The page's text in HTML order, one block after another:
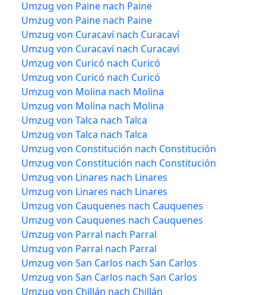
Umzug von Paine nach Paine
Umzug von Paine nach Paine
Umzug von Curacaví nach Curacaví
Umzug von Curacaví nach Curacaví
Umzug von Curicó nach Curicó
Umzug von Curicó nach Curicó
Umzug von Molina nach Molina
Umzug von Molina nach Molina
Umzug von Talca nach Talca
Umzug von Talca nach Talca
Umzug von Constitución nach Constitución
Umzug von Constitución nach Constitución
Umzug von Linares nach Linares
Umzug von Linares nach Linares
Umzug von Cauquenes nach Cauquenes
Umzug von Cauquenes nach Cauquenes
Umzug von Parral nach Parral
Umzug von Parral nach Parral
Umzug von San Carlos nach San Carlos
Umzug von San Carlos nach San Carlos
Umzug von Chillán nach Chillán